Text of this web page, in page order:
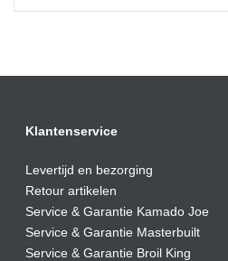
Klantenservice
Levertijd en bezorging
Retour artikelen
Service & Garantie Kamado Joe
Service & Garantie Masterbuilt
Service & Garantie Broil King